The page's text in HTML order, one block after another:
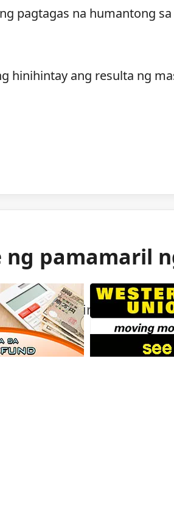
pagtagas na humantong sa
hinihintay ang resulta ng
pamamaril
sa isang bihirang